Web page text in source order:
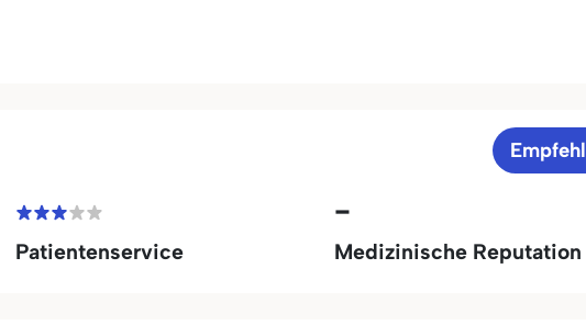
Patientenservice
-
Medizinische Reputation